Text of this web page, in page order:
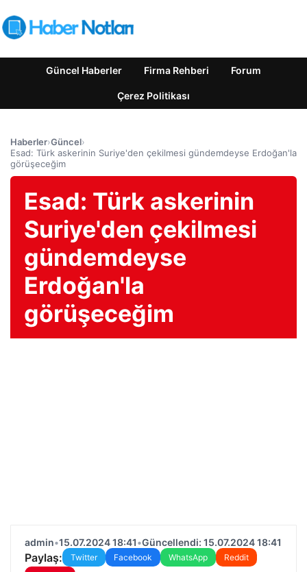
Güncel Haberler Firma Rehberi Forum
Çerez Politikası
Haberler›Güncel›
Esad: Türk askerinin Suriye'den çekilmesi gündemdeyse Erdoğan'la
görüşeceğim
Esad: Türk askerinin
Suriye'den çekilmesi
gündemdeyse
Erdoğan'la
görüşeceğim
admin•15.07.2024 18:41•Güncellendi: 15.07.2024 18:41
Paylaş: Twitter Facebook WhatsApp
Reddit